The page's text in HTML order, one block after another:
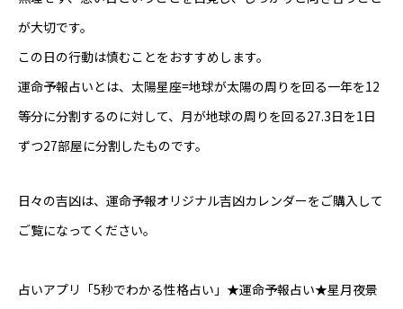
が大切です。
この日の行動は慎むことをおすすめします。
運命予報占いとは、太陽星座=地球が太陽の周りを回る一年を12
等分に分割するのに対して、月が地球の周りを回る27.3日を1日
ずつ27部屋に分割したものです。
日々の吉凶は、運命予報オリジナル吉凶カレンダーをご購入して
ご覧になってください。
占いアプリ「5秒でわかる性格占い」★運命予報占い★星月夜景